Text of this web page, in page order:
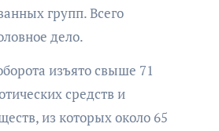
групп. Всего
дело.
изъято свыше 71
средств и
из которых около 65